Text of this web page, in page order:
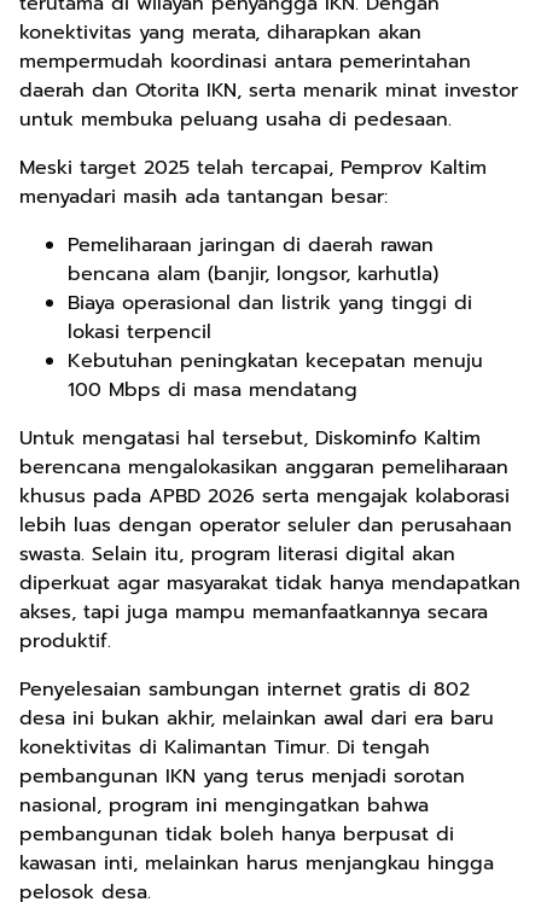
konektivitas yang merata, diharapkan akan
mempermudah koordinasi antara pemerintahan
daerah dan Otorita IKN, serta menarik minat investor
untuk membuka peluang usaha di pedesaan.
Meski target 2025 telah tercapai, Pemprov Kaltim
menyadari masih ada tantangan besar:
Pemeliharaan jaringan di daerah rawan
bencana alam (banjir, longsor, karhutla)
Biaya operasional dan listrik yang tinggi di
lokasi terpencil
Kebutuhan peningkatan kecepatan menuju
100 Mbps di masa mendatang
Untuk mengatasi hal tersebut, Diskominfo Kaltim
berencana mengalokasikan anggaran pemeliharaan
khusus pada APBD 2026 serta mengajak kolaborasi
lebih luas dengan operator seluler dan perusahaan
swasta. Selain itu, program literasi digital akan
diperkuat agar masyarakat tidak hanya mendapatkan
akses, tapi juga mampu memanfaatkannya secara
produktif.
Penyelesaian sambungan internet gratis di 802
desa ini bukan akhir, melainkan awal dari era baru
konektivitas di Kalimantan Timur. Di tengah
pembangunan IKN yang terus menjadi sorotan
nasional, program ini mengingatkan bahwa
pembangunan tidak boleh hanya berpusat di
kawasan inti, melainkan harus menjangkau hingga
pelosok desa.